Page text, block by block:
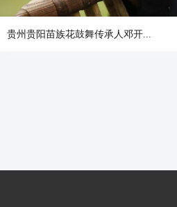
贵州贵阳苗族花鼓舞传承人邓开...